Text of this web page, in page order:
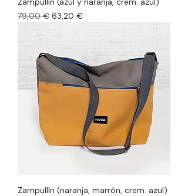
Precio
79,00 € Precio de oferta
63,20 €
Zampullín (naranja, marrón, crem. azul)